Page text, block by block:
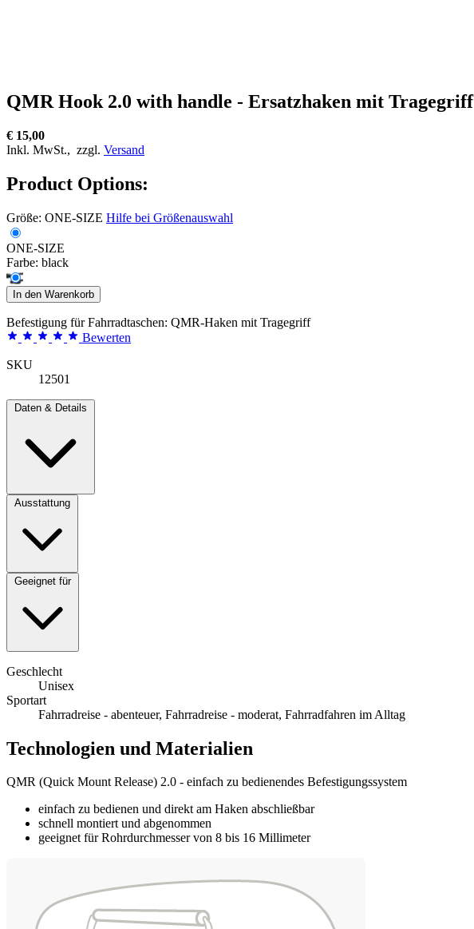
QMR Hook 2.0 with handle - Ersatzhaken mit Tragegriff
€ 15,00
Inkl. MwSt., zzgl. Versand
Product Options:
Größe: ONE-SIZE Hilfe bei Größenauswahl
ONE-SIZE
Farbe: black
In den Warenkorb
Befestigung für Fahrradtaschen: QMR-Haken mit Tragegriff
Bewerten
SKU
12501
Daten & Details
Ausstattung
Geeignet für
Geschlecht
Unisex
Sportart
Fahrradreise - abenteuer, Fahrradreise - moderat, Fahrradfahren im Alltag
Technologien und Materialien
QMR (Quick Mount Release) 2.0 - einfach zu bedienendes Befestigungssystem
einfach zu bedienen und direkt am Haken abschließbar
schnell montiert und abgenommen
geeignet für Rohrdurchmesser von 8 bis 16 Millimeter